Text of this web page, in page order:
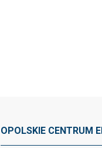
OPOLSKIE CENTRUM